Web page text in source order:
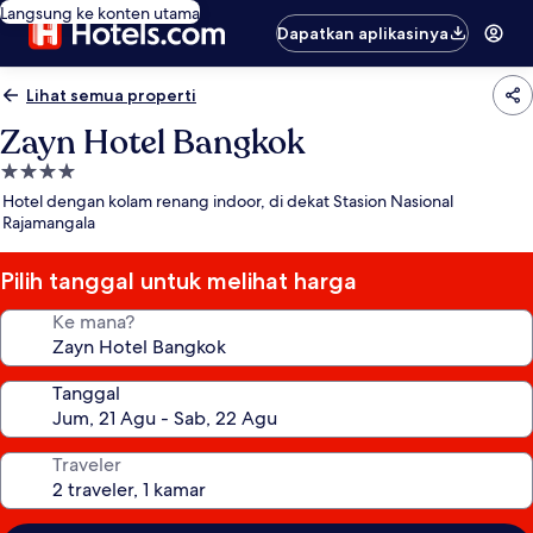
Langsung ke konten utama
Dapatkan aplikasinya
Lihat semua properti
Zayn Hotel Bangkok
Properti
bintang
4.0
Hotel dengan kolam renang indoor, di dekat Stasion Nasional
Rajamangala
Pilih tanggal untuk melihat harga
Ke mana?
Tanggal
Traveler